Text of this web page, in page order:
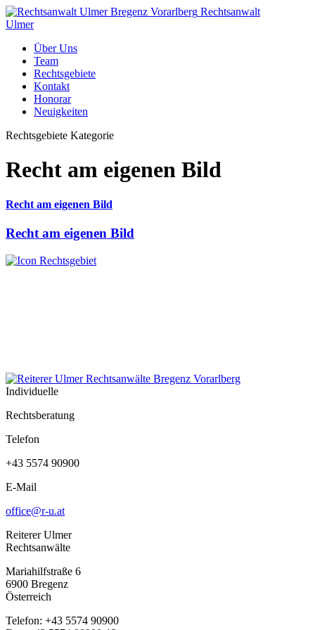
Rechtsanwalt
Ulmer
Über Uns
Team
Rechtsgebiete
Kontakt
Honorar
Neuigkeiten
Rechtsgebiete Kategorie
Recht am eigenen Bild
Recht am eigenen Bild
Recht am eigenen Bild
Individuelle
Rechtsberatung
Telefon
+43 5574 90900
E-Mail
office@r-u.at
Reiterer Ulmer
Rechtsanwälte
Mariahilfstraße 6
6900 Bregenz
Österreich
Telefon: +43 5574 90900